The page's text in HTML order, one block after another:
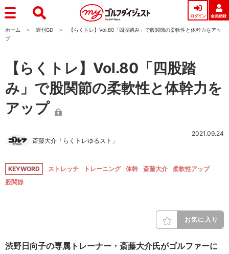
ログイン 会員登録
ホーム 週刊GD
【らくトレ】Vol.80「四股踏み」で股関節の柔軟性と体幹力をアッ
プ
【らくトレ】Vol.80「四股踏
み」で股関節の柔軟性と体幹力を
アップ
斎藤大介「らくトレゆるスト」
2021.09.24
KEYWORD ストレッチ トレーニング 体幹 斎藤大介
柔軟性アップ
股関節
お気に入り
渋野日向子の専属トレーナー・斎藤大介氏がゴルファーに